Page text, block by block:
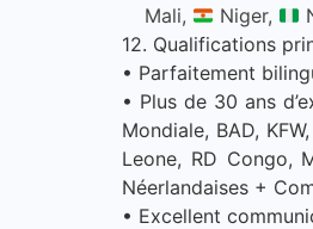
Mali,
Niger,
12. Qualifications
• Parfaitement
• Plus de 30 ans
Mondiale, BAD,
Leone, RD Congo,
Néerlandaises +
• Excellent